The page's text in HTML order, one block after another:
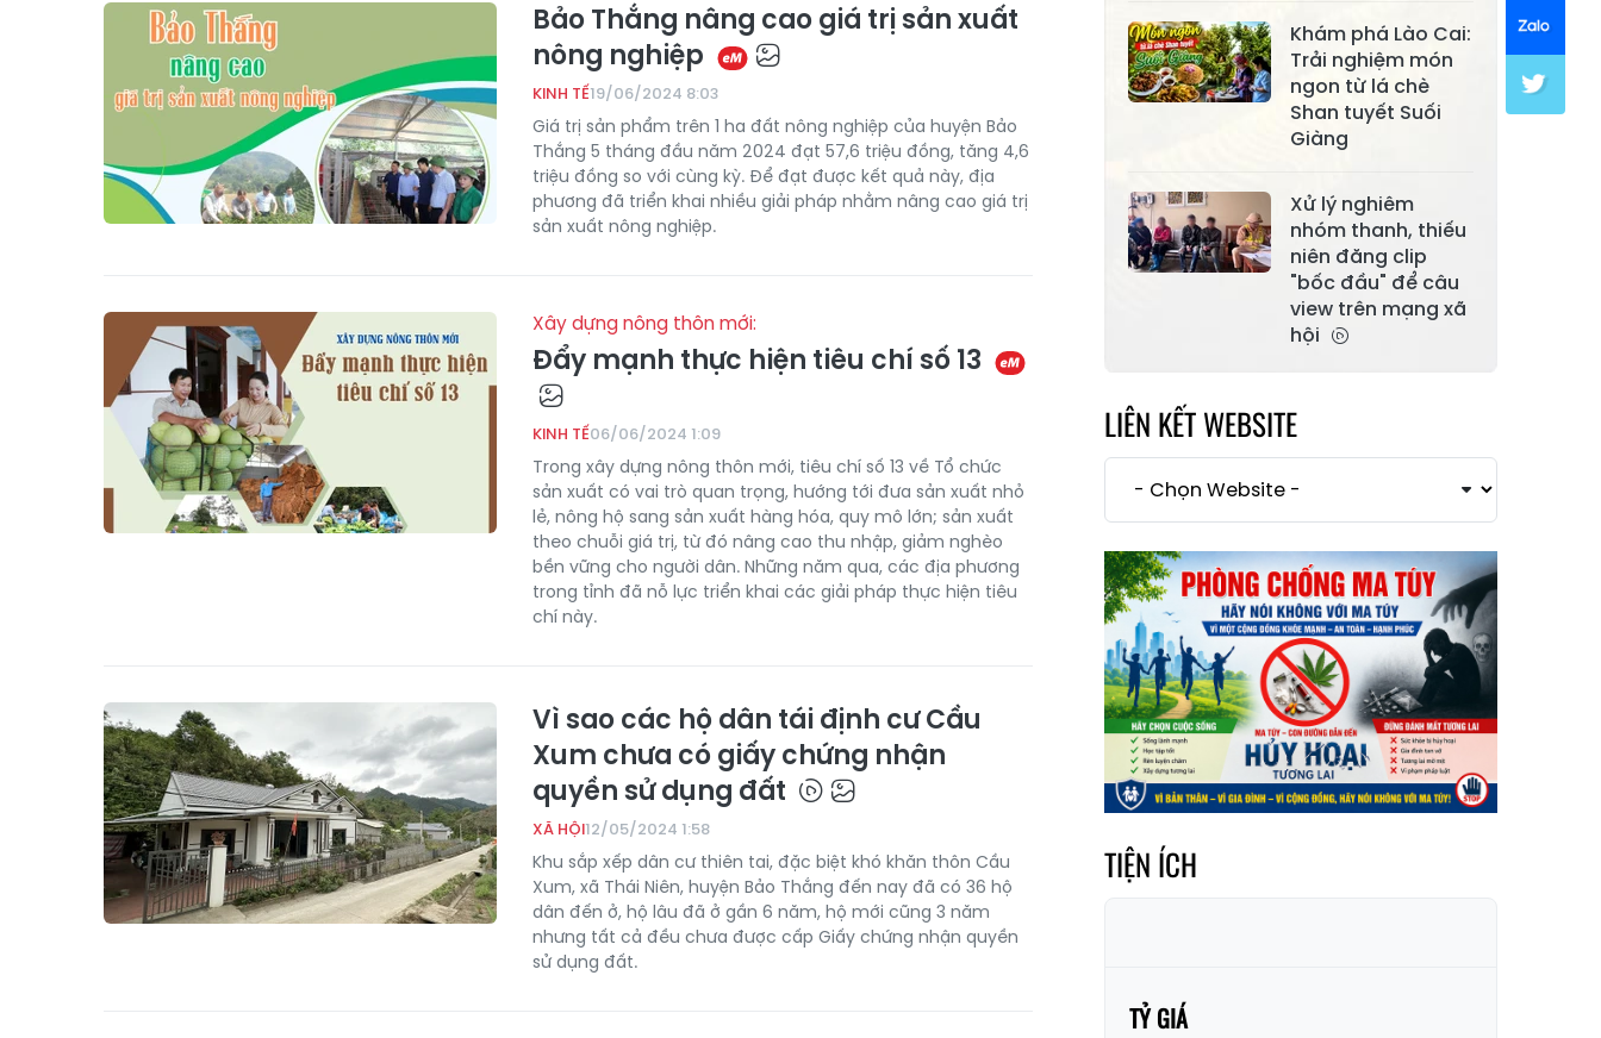
Bảo Thắng nâng cao giá trị sản xuất
nông nghiệp
KINH TẾ19/06/2024 8:03
Giá trị sản phẩm trên 1 ha đất nông nghiệp của huyện Bảo
Thắng 5 tháng đầu năm 2024 đạt 57,6 triệu đồng, tăng 4,6
triệu đồng so với cùng kỳ. Để đạt được kết quả này, địa
phương đã triển khai nhiều giải pháp nhằm nâng cao giá trị
sản xuất nông nghiệp.
Xây dựng nông thôn mới:
Đẩy mạnh thực hiện tiêu chí số 13
KINH TẾ06/06/2024 1:09
Trong xây dựng nông thôn mới, tiêu chí số 13 về Tổ chức
sản xuất có vai trò quan trọng, hướng tới đưa sản xuất nhỏ
lẻ, nông hộ sang sản xuất hàng hóa, quy mô lớn; sản xuất
theo chuỗi giá trị, từ đó nâng cao thu nhập, giảm nghèo
bền vững cho người dân. Những năm qua, các địa phương
trong tỉnh đã nỗ lực triển khai các giải pháp thực hiện tiêu
chí này.
Vì sao các hộ dân tái định cư Cầu
Xum chưa có giấy chứng nhận
quyền sử dụng đất
XÃ HỘI12/05/2024 1:58
Khu sắp xếp dân cư thiên tai, đặc biệt khó khăn thôn Cầu
Xum, xã Thái Niên, huyện Bảo Thắng đến nay đã có 36 hộ
dân đến ở, hộ lâu đã ở gần 6 năm, hộ mới cũng 3 năm
nhưng tất cả đều chưa được cấp Giấy chứng nhận quyền
sử dụng đất.
Xã Yên Thành
Xã Thác Bà
Xã Yên Bình
Xã Bảo Ái
Xã Hưng
Xã Lương
Thịnh
Xã Việt Hồng
Xã Cốc San
Xã Hợp Thành
Xã Phong Hải
Quang
Xã Tằng Loỏng
Xã Gia Phú
Xã Mường
Xã Dền Sáng
Xã Y Tý
Xã A Mú Sung
Xã Trịnh Tường
Xã Nậm Chày
Xã Bản Xèo
Xã Bát Xát
Xã Võ Lao
Xã Khánh Yên
Xã Văn Bàn
Xã Dương Quỳ
Xã Chiềng Ken
Xã Minh Lương
Xã Nậm Chảy
Xã Bảo Hà
Khám phá Lào Cai:
Trải nghiệm món
ngon từ lá chè
Shan tuyết Suối
Giàng
Xử lý nghiêm
nhóm thanh, thiếu
niên đăng clip
"bốc đầu" để câu
view trên mạng xã
hội
LIÊN KẾT WEBSITE
TIỆN ÍCH
TỶ GIÁ